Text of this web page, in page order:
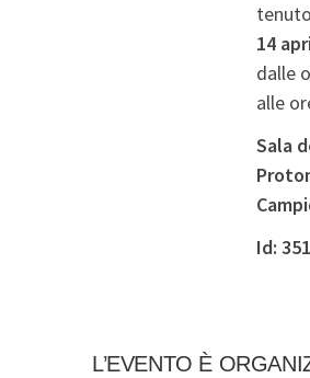
14
dalle
alle
Sala
Id:
L’EVENTO È